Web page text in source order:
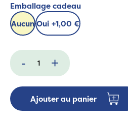
Emballage cadeau
AucunOui +1,00 €
- +
Ajouter au panier